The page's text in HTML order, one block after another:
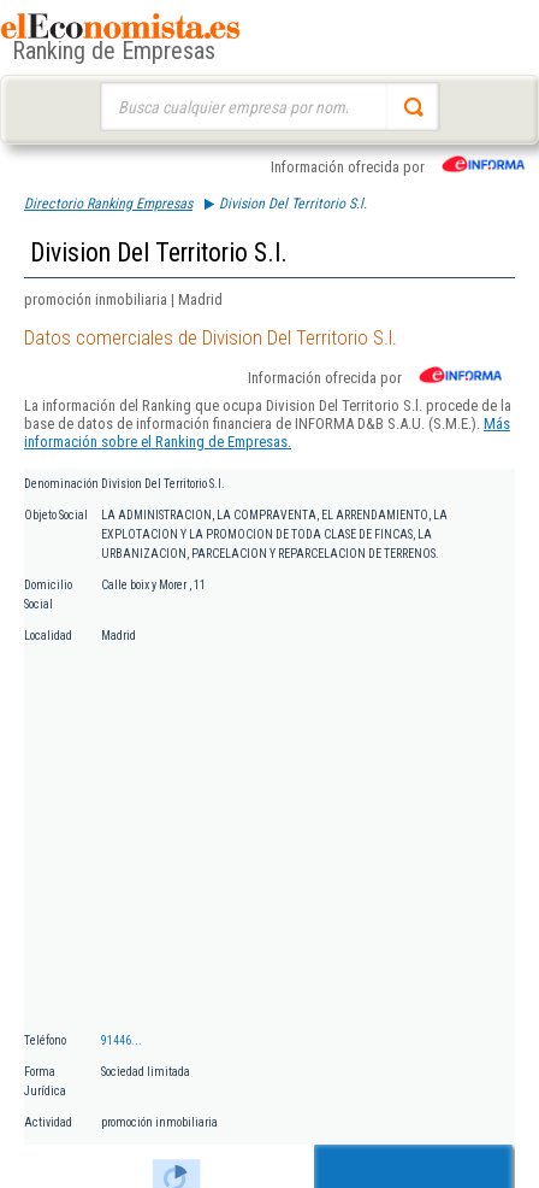
Ranking de Empresas
Información ofrecida por
Directorio Ranking Empresas Division Del Territorio S.l.
Division Del Territorio S.l.
promoción inmobiliaria | Madrid
Datos comerciales de Division Del Territorio S.l.
Información ofrecida por
La información del Ranking que ocupa Division Del Territorio S.l. procede de la
base de datos de información financiera de INFORMA D&B S.A.U. (S.M.E.). Más
información sobre el Ranking de Empresas.
Denominación Division Del Territorio S.l.
Objeto Social
LA ADMINISTRACION, LA COMPRAVENTA, EL ARRENDAMIENTO, LA
EXPLOTACION Y LA PROMOCION DE TODA CLASE DE FINCAS, LA
URBANIZACION, PARCELACION Y REPARCELACION DE TERRENOS.
Domicilio
Social
Calle boix y Morer , 11
Localidad Madrid
Teléfono 91446...
Forma
Jurídica
Sociedad limitada
Actividad promoción inmobiliaria